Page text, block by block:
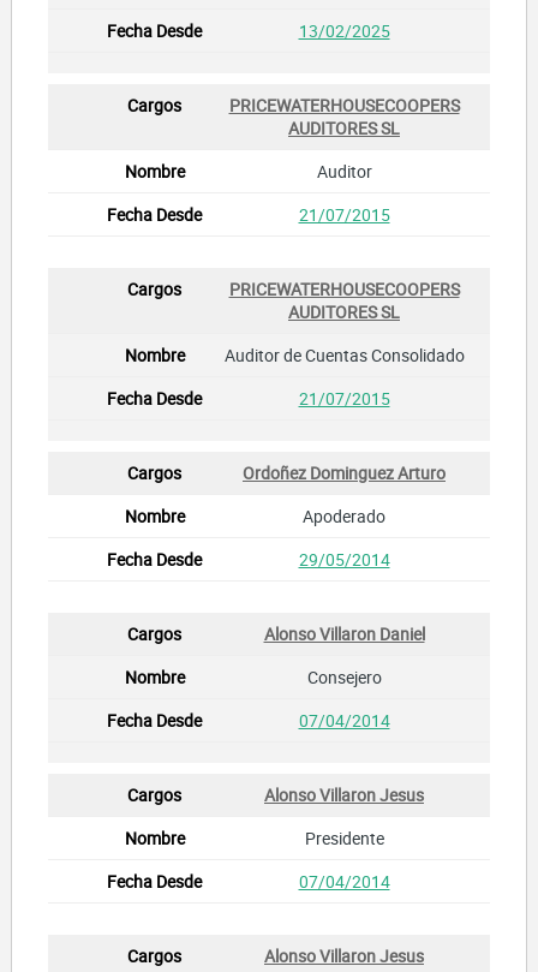
13/02/2025
PRICEWATERHOUSECOOPERS
AUDITORES SL
Auditor
21/07/2015
PRICEWATERHOUSECOOPERS
AUDITORES SL
Auditor de Cuentas Consolidado
21/07/2015
Ordoñez Dominguez Arturo
Apoderado
29/05/2014
Alonso Villaron Daniel
Consejero
07/04/2014
Alonso Villaron Jesus
Presidente
07/04/2014
Alonso Villaron Jesus